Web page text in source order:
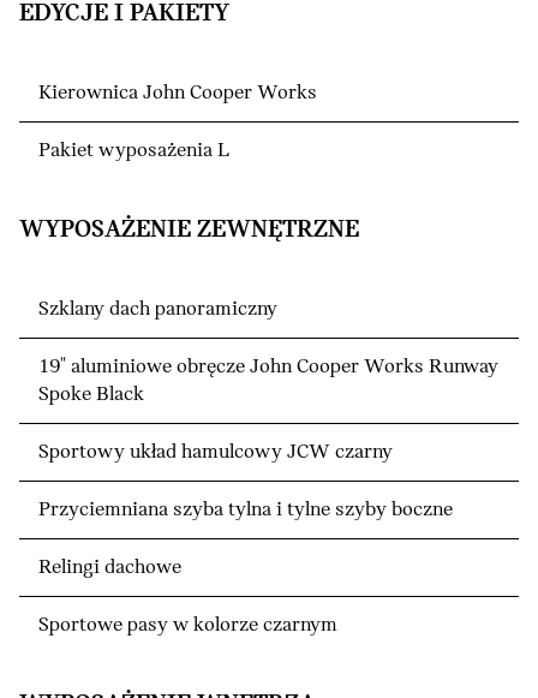
EDYCJE I PAKIETY
Kierownica John Cooper Works
Pakiet wyposażenia L
WYPOSAŻENIE ZEWNĘTRZNE
Szklany dach panoramiczny
19" aluminiowe obręcze John Cooper Works Runway
Spoke Black
Sportowy układ hamulcowy JCW czarny
Przyciemniana szyba tylna i tylne szyby boczne
Relingi dachowe
Sportowe pasy w kolorze czarnym